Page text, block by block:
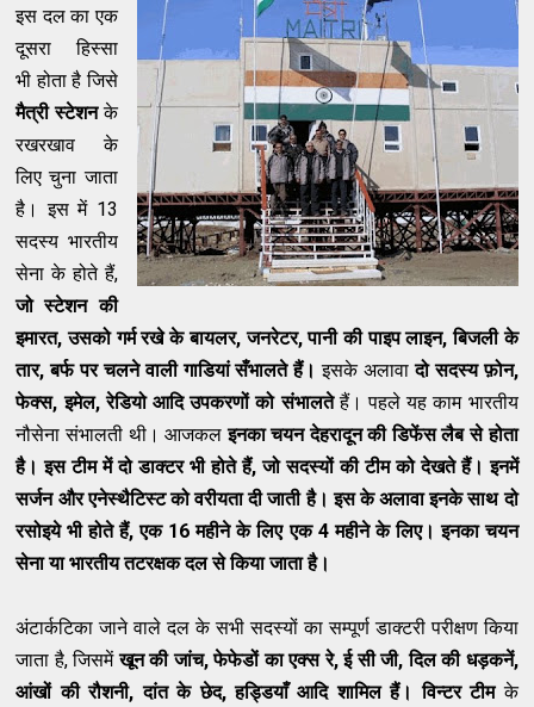
इस दल का एक
दूसरा हिस्सा
भी होता है जिसे
मैत्री स्टेशनके
रखरखाव के
लिए चुना जाता
है। इस में 13
सदस्य भारतीय
सेना के होते हैं,
जो स्टेशन की
इमारत,उसकोगर्म रखे के बायलर,जनरेटर,पानीकी पाइप लाइन, बिजली के
तार, बर्फ पर चलने वाली गाडियां सँभालते हैं।इसके अलावादो सदस्य फ़ोन,
फेक्स,इमेल, रेडियो आदि उपकरणों को संभालतेहैं। पहले यह काम भारतीय
नौसेना संभालती थी। आजकलइनका चयनदेहरादून की डिफेंस लैब से होता
है। इसटीम में दो डाक्टर भी होते हैं, जो सदस्यों की टीम को देखते हैं। इनमें
सर्जन और एनेस्थैटिस्ट को वरीयता दी जाती है। इस के अलावा इनके साथ दो
रसोइये भी होते हैं, एक 16 महीने के लिए एक 4 महीने के लिए। इनका चयन
सेना या भारतीय तटरक्षक दल से किया जाता है।
अंटार्कटिका जाने वाले दल के सभी सदस्यों का सम्पूर्ण डाक्टरी परीक्षण किया
जाता है, जिसमेंखून की जांच,फेफेडोंका एक्स रे, ई सी जी, दिलकीधड़कनें,
आंखों की रौशनी, दांत के छेद, हड्डियाँ आदि शामिल हैं। विन्टर टीमके